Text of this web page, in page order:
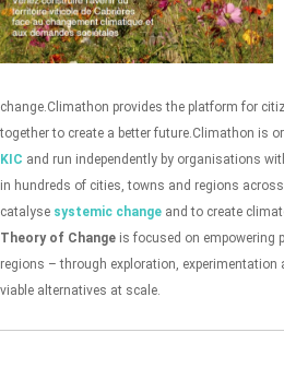
change.Climathon provides the platform for
together to create a better future.Climathon is
KIC and run independently by organisations
in hundreds of cities, towns and regions across
catalyse systemic change and to create
Theory of Change is focused on empowering
regions – through exploration,
viable alternatives at scale.